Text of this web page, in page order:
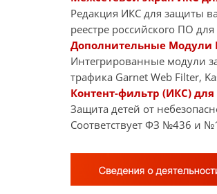
Редакция ИКС для защиты
реестре российского ПО
Дополнительные Модули
Интегрированные модули
трафика Garnet Web Filter,
Контент-фильтр (ИКС)
Защита детей от
Соответствует ФЗ №436 и